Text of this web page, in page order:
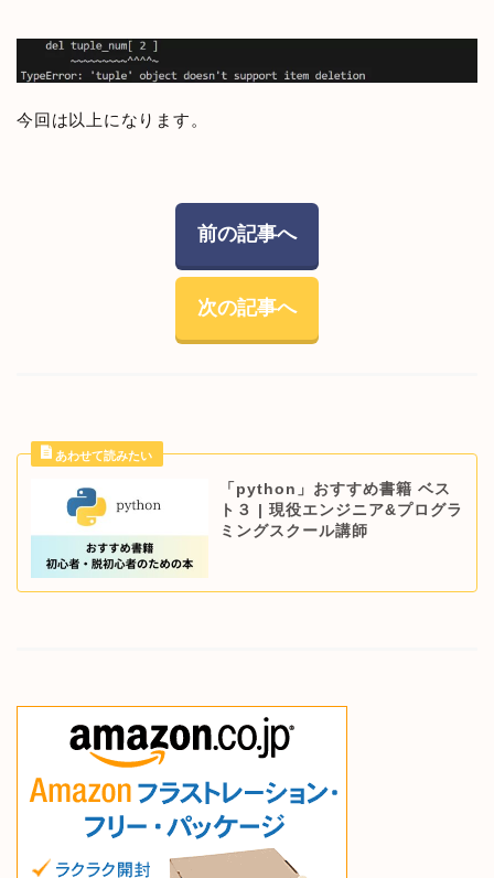
今回は以上になります。
前の記事へ
次の記事へ
「python」おすすめ書籍 ベス
ト３ | 現役エンジニア&プログラ
ミングスクール講師